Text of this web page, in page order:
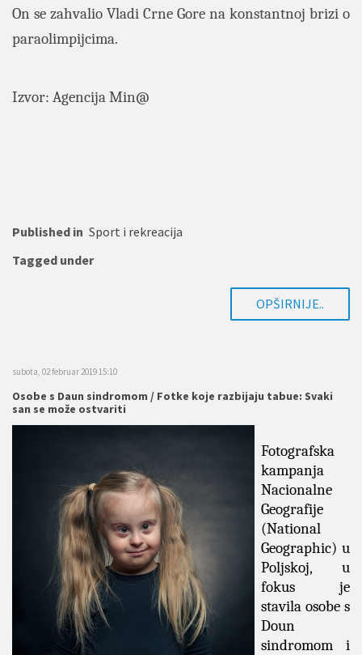
On se zahvalio Vladi Crne Gore na konstantnoj brizi o
paraolimpijcima.
Izvor: Agencija Min@
Published in Sport i rekreacija
Tagged under
OPŠIRNIJE..
subota, 02 februar 2019 15:10
Osobe s Daun sindromom / Fotke koje razbijaju tabue: Svaki
san se može ostvariti
Fotografska
kampanja
Nacionalne
Geografije
(National
Geographic) u
Poljskoj, u
fokus je
stavila osobe s
Doun
sindromom i